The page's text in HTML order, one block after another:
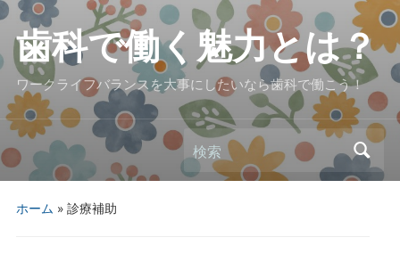
歯科で働く魅力とは？
ワークライフバランスを大事にしたいなら歯科で働こう！
検索
ホーム » 診療補助